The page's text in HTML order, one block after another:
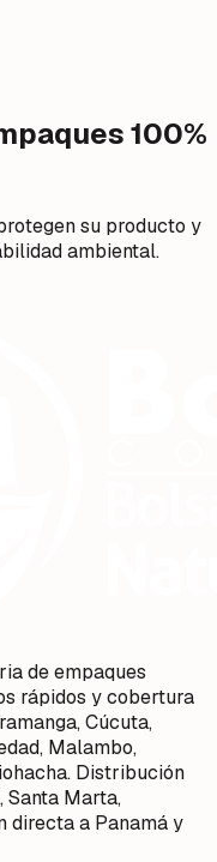
100%
su producto y
ambiental.
de empaques
rápidos y cobertura
Cúcuta,
Malambo,
Distribución
Santa Marta,
directa a Panamá y